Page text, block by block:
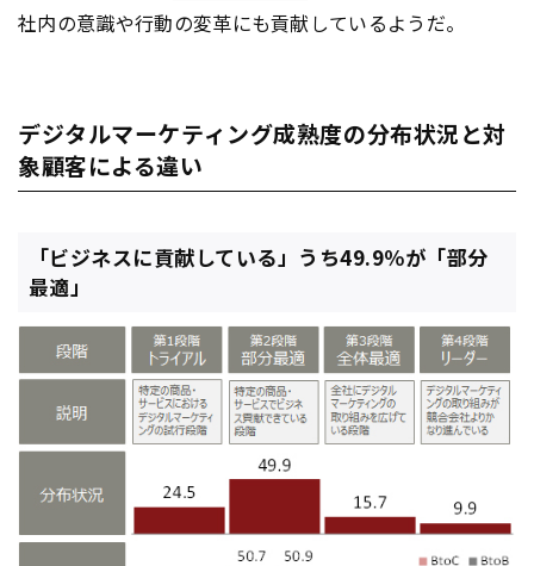
社内の意識や行動の変革にも貢献しているようだ。
デジタルマーケティング成熟度の分布状況と対
象顧客による違い
「ビジネスに貢献している」うち49.9％が「部分
最適」